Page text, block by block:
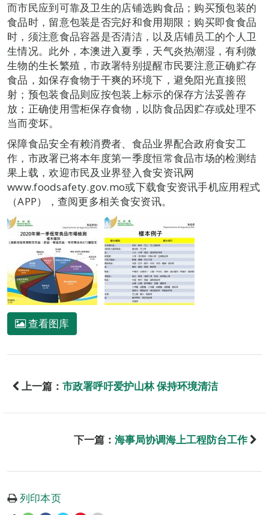
而市民应到可靠及卫生的店铺选购食品；购买预包装的
食品时，留意包装是否完好和食用期限；购买即食食品
时，须注意食品容器是否清洁，以及店铺员工的个人卫
生情况。此外，本澳进入夏季，天气炎热潮湿，有利微
生物的生长繁殖，市政署特别提醒市民要注意正确贮存
食品，如保存食物于干爽的环境下，避免阳光直接照
射；预包装食品则应按包装上标示的保存方法妥善存
放；正确使用雪柜保存食物，以防食品因贮存或处理不
当而变坏。
保障食品安全有赖消费者、食品业界配合政府食安工
作，市政署已将本年度第一季度恒常食品市场的检测结
果上载，欢迎市民及业界登入食安资讯网
www.foodsafety.gov.mo或下载食安资讯手机应用程式
（APP），查阅更多相关食安资讯。
查看图库
上一篇： 市政署呼吁爱护山林 保持环境清洁
下一篇： 海事局协调海上工程防台工作
列印本页